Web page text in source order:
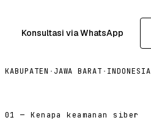
Konsultasi via WhatsApp
KABUPATEN · JAWA BARAT · INDONESIA
01 — Kenapa keamanan siber